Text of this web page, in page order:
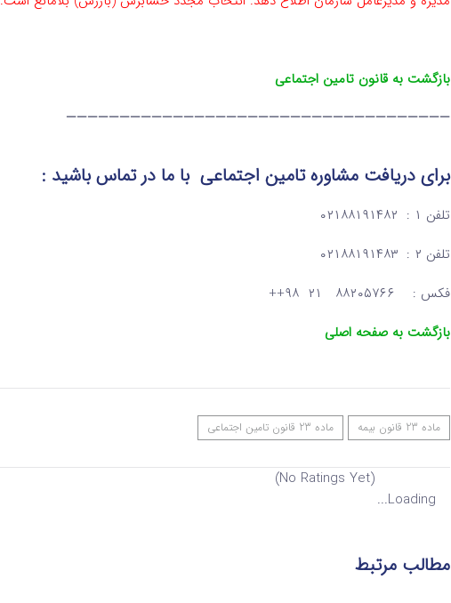
بازگشت به قانون تامین اجتماعی
————————————————————————————————————
برای دریافت مشاوره تامین اجتماعیبا ما در تماسباشید :
تلفن ۱ : ۰۲۱۸۸۱۹۱۴۸۲
تلفن ۲ : ۰۲۱۸۸۱۹۱۴۸۳
فکس : ۸۸۲۰۵۷۶۶ ۲۱ ۹۸++
بازگشت به صفحه اصلی
ماده 23 قانون بیمه ماده 23 قانون تامین اجتماعی
(No Ratings Yet)
Loading...
مطالب مرتبط